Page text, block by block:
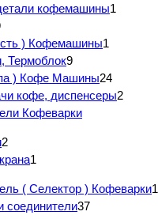
кофемашины1
) Кофемашины1
Термоблок9
) Кофе Машины24
кофе, диспенсеры2
Кофеварки
2
1
( Селектор ) Кофеварки1
соединители37